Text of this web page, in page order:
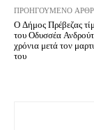
ΠΡΟΗΓΟΎΜΕΝΟ
Ο Δήμος Πρέβεζας
του Οδυσσέα
χρόνια μετά τον
του